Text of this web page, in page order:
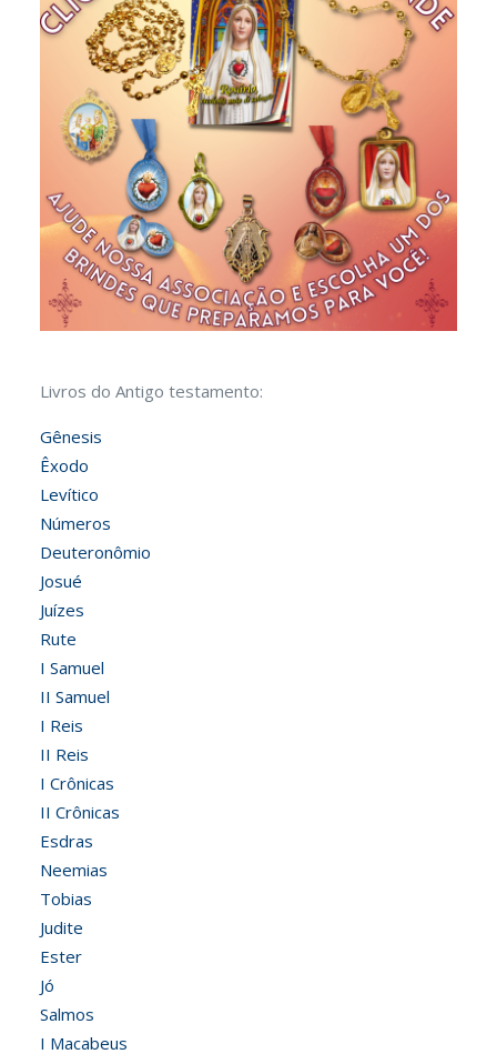
Livros do Antigo testamento:
Gênesis
Êxodo
Levítico
Números
Deuteronômio
Josué
Juízes
Rute
I Samuel
II Samuel
I Reis
II Reis
I Crônicas
II Crônicas
Esdras
Neemias
Tobias
Judite
Ester
Jó
Salmos
I Macabeus